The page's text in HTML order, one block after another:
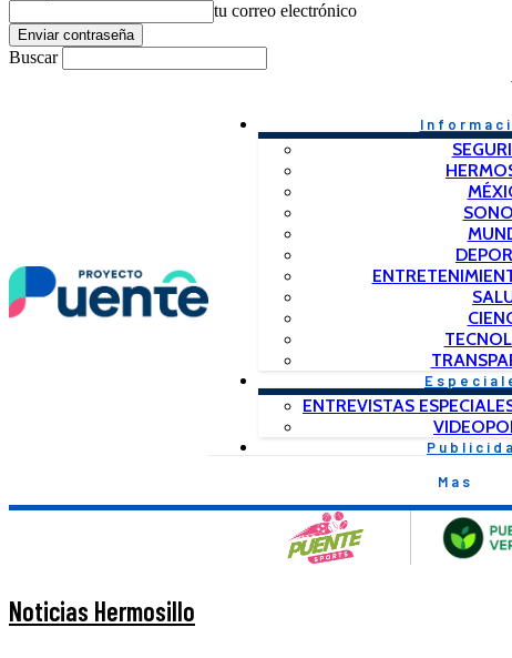
tu correo electrónico
Buscar
ENTREVISTAS
Mas
Noticias Hermosillo